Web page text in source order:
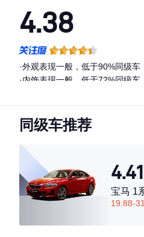
4.38
·外观表现一般，低于90%同级车
·内饰表现一般，低于72%同级车
同级车推荐
4.41
宝马 1
19.88-